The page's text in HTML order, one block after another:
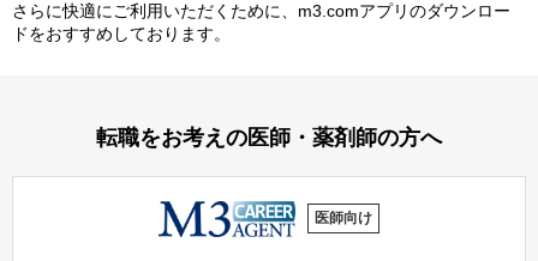
さらに快適にご利⽤いただくために、m3.comアプリのダウンロー
ドをおすすめしております。
転職をお考えの医師・薬剤師の方へ
医師向け